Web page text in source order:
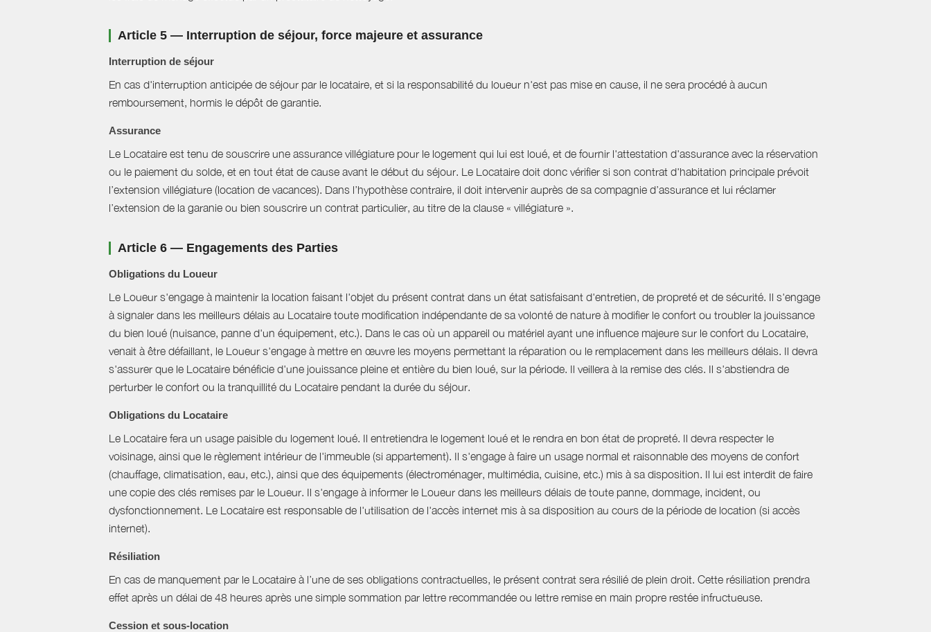
Article 5 — Interruption de séjour, force majeure et assurance
Interruption de séjour
En cas d'interruption anticipée de séjour par le locataire, et si la responsabilité du loueur n'est pas mise en cause, il ne sera procédé à aucun
remboursement, hormis le dépôt de garantie.
Assurance
Le Locataire est tenu de souscrire une assurance villégiature pour le logement qui lui est loué, et de fournir l'attestation d'assurance avec la réservation
ou le paiement du solde, et en tout état de cause avant le début du séjour. Le Locataire doit donc vérifier si son contrat d'habitation principale prévoit
l’extension villégiature (location de vacances). Dans l’hypothèse contraire, il doit intervenir auprès de sa compagnie d’assurance et lui réclamer
l’extension de la garanie ou bien souscrire un contrat particulier, au titre de la clause « villégiature ».
Article 6 — Engagements des Parties
Obligations du Loueur
Le Loueur s'engage à maintenir la location faisant l'objet du présent contrat dans un état satisfaisant d'entretien, de propreté et de sécurité. Il s'engage
à signaler dans les meilleurs délais au Locataire toute modification indépendante de sa volonté de nature à modifier le confort ou troubler la jouissance
du bien loué (nuisance, panne d'un équipement, etc.). Dans le cas où un appareil ou matériel ayant une influence majeure sur le confort du Locataire,
venait à être défaillant, le Loueur s'engage à mettre en œuvre les moyens permettant la réparation ou le remplacement dans les meilleurs délais. Il devra
s'assurer que le Locataire bénéficie d'une jouissance pleine et entière du bien loué, sur la période. Il veillera à la remise des clés. Il s'abstiendra de
perturber le confort ou la tranquillité du Locataire pendant la durée du séjour.
Obligations du Locataire
Le Locataire fera un usage paisible du logement loué. Il entretiendra le logement loué et le rendra en bon état de propreté. Il devra respecter le
voisinage, ainsi que le règlement intérieur de l'immeuble (si appartement). Il s'engage à faire un usage normal et raisonnable des moyens de confort
(chauffage, climatisation, eau, etc.), ainsi que des équipements (électroménager, multimédia, cuisine, etc.) mis à sa disposition. Il lui est interdit de faire
une copie des clés remises par le Loueur. Il s'engage à informer le Loueur dans les meilleurs délais de toute panne, dommage, incident, ou
dysfonctionnement. Le Locataire est responsable de l'utilisation de l'accès internet mis à sa disposition au cours de la période de location (si accès
internet).
Résiliation
En cas de manquement par le Locataire à l’une de ses obligations contractuelles, le présent contrat sera résilié de plein droit. Cette résiliation prendra
effet après un délai de 48 heures après une simple sommation par lettre recommandée ou lettre remise en main propre restée infructueuse.
Cession et sous-location